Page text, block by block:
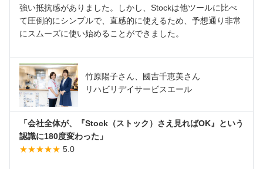
強い抵抗感がありました。しかし、Stockは他ツールに比べ
て圧倒的にシンプルで、直感的に使えるため、予想通り非常
にスムーズに使い始めることができました。
竹原陽子さん、國吉千恵美さん
リハビリデイサービスエール
「会社全体が、『Stock（ストック）さえ見ればOK』という
認識に180度変わった」
★★★★★ 5.0